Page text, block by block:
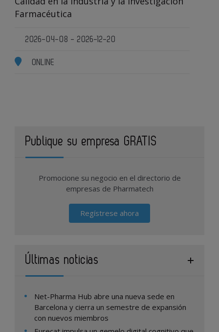
Farmacéutica
2026-04-08 - 2026-12-20
ONLINE
Publique su empresa GRATIS
Promocione su negocio en el directorio de
empresas de Pharmatech
Regístrese ahora
Últimas noticias
Net-Pharma Hub abre una nueva sede en
Barcelona y cierra un semestre de expansión
con nuevos miembros